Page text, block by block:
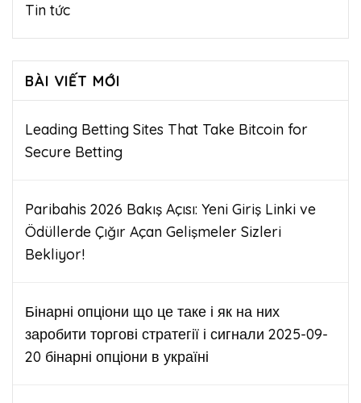
Tin tức
BÀI VIẾT MỚI
Leading Betting Sites That Take Bitcoin for
Secure Betting
Paribahis 2026 Bakış Açısı: Yeni Giriş Linki ve
Ödüllerde Çığır Açan Gelişmeler Sizleri
Bekliyor!
Бінарні опціони що це таке і як на них
заробити торгові стратегії і сигнали 2025-09-
20 бінарні опціони в україні